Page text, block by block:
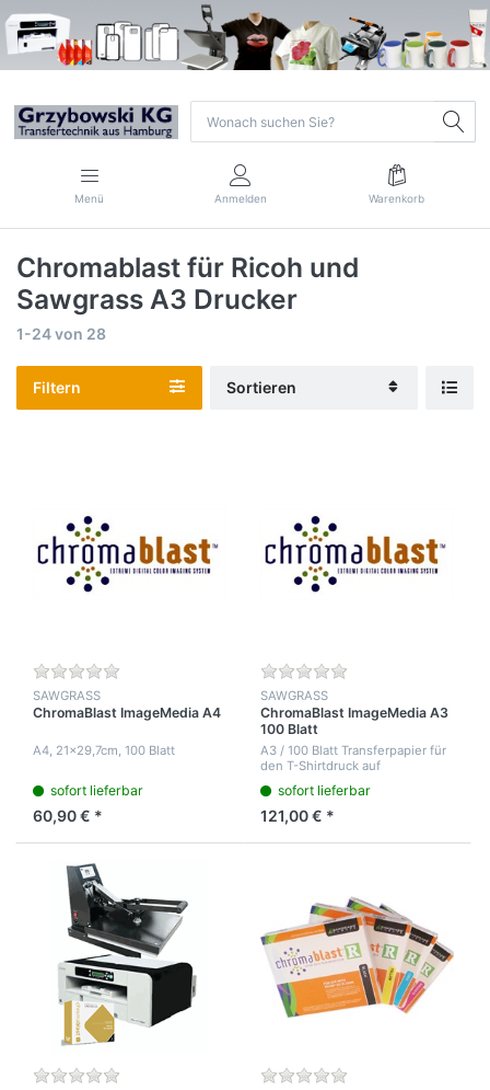
Menü Anmelden Warenkorb
Chromablast für Ricoh und
Sawgrass A3 Drucker
1-24von 28
Filtern Sortieren
SAWGRASS
ChromaBlast ImageMedia A4
A4, 21x29,7cm, 100 Blatt
sofort lieferbar
60,90 € *
SAWGRASS
ChromaBlast ImageMedia A3
100 Blatt
A3 / 100 Blatt Transferpapier für
den T-Shirtdruck auf
Baumwollstoffe
sofort lieferbar
121,00 € *